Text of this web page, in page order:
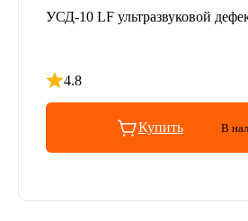
УСД-10 LF ультразвуковой
4.8
Рейтинг 4.8 из 5
Купить В